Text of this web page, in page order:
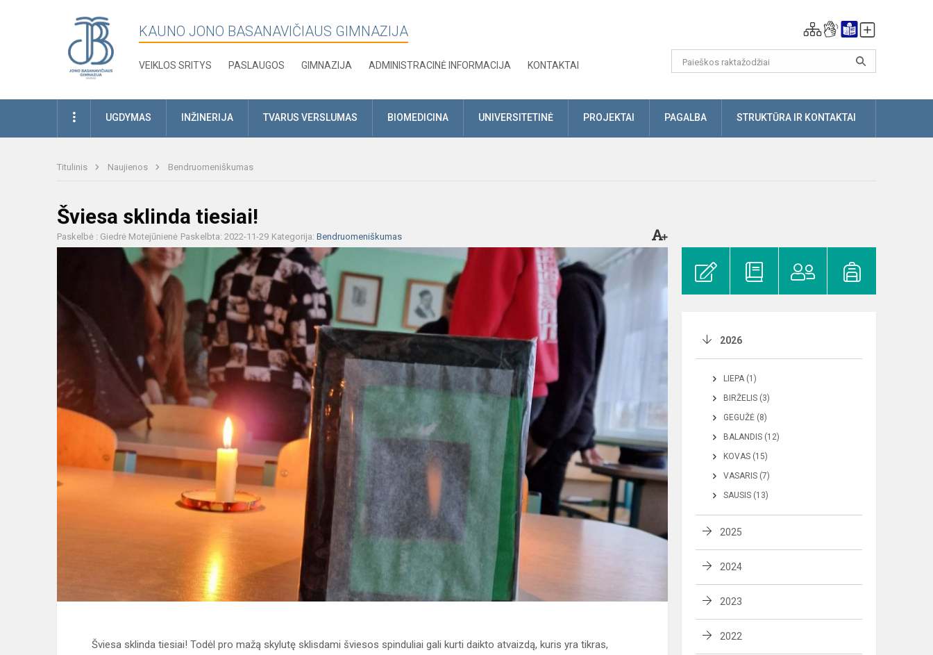
KAUNO JONO BASANAVIČIAUS GIMNAZIJA
VEIKLOS SRITYS PASLAUGOS GIMNAZIJA ADMINISTRACINĖ INFORMACIJA KONTAKTAI
UGDYMAS INŽINERIJA TVARUS VERSLUMAS BIOMEDICINA UNIVERSITETINĖ PROJEKTAI PAGALBA STRUKTŪRA IR KONTAKTAI
Titulinis Naujienos Bendruomeniškumas
Šviesa sklinda tiesiai!
Paskelbė : Giedrė Motejūnienė Paskelbta: 2022-11-29 Kategorija: Bendruomeniškumas
Šviesa sklinda tiesiai! Todėl pro mažą skylutę sklisdami šviesos spinduliai gali kurti daikto atvaizdą, kuris yra tikras,
2026
LIEPA (1)
BIRŽELIS (3)
GEGUŽĖ (8)
BALANDIS (12)
KOVAS (15)
VASARIS (7)
SAUSIS (13)
2025
2024
2023
2022